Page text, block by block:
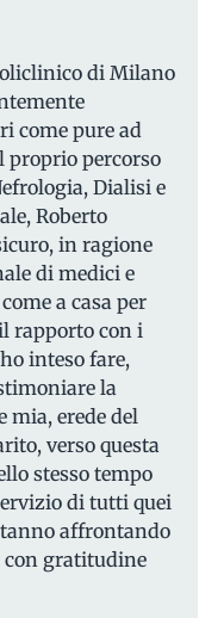
di Milano
come pure ad
proprio percorso
Dialisi e
Roberto
in ragione
di medici e
a casa per
rapporto con i
inteso fare,
la
erede del
verso questa
stesso tempo
di tutti quei
affrontando
con gratitudine